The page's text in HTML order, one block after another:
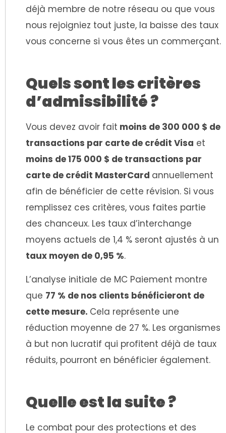
déjà membre de notre réseau ou que vous
nous rejoigniez tout juste, la baisse des taux
vous concerne si vous êtes un commerçant.
Quels sont les critères
d’admissibilité ?
Vous devez avoir fait moins de 300 000 $ de
transactions par carte de crédit Visa et
moins de 175 000 $ de transactions par
carte de crédit MasterCard annuellement
afin de bénéficier de cette révision. Si vous
remplissez ces critères, vous faites partie
des chanceux. Les taux d’interchange
moyens actuels de 1,4 % seront ajustés à un
taux moyen de 0,95 %.
L’analyse initiale de MC Paiement montre
que 77 % de nos clients bénéficieront de
cette mesure. Cela représente une
réduction moyenne de 27 %. Les organismes
à but non lucratif qui profitent déjà de taux
réduits, pourront en bénéficier également.
Quelle est la suite ?
Le combat pour des protections et des